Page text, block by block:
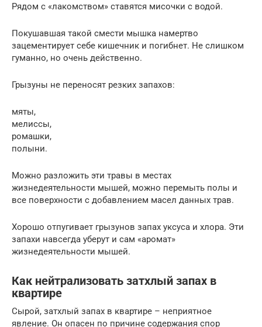
Рядом с «лакомством» ставятся мисочки с водой.
Покушавшая такой смести мышка намертво
зацементирует себе кишечник и погибнет. Не слишком
гуманно, но очень действенно.
Грызуны не переносят резких запахов:
мяты,
мелиссы,
ромашки,
полыни.
Можно разложить эти травы в местах
жизнедеятельности мышей, можно перемыть полы и
все поверхности с добавлением масел данных трав.
Хорошо отпугивает грызунов запах уксуса и хлора. Эти
запахи навсегда уберут и сам «аромат»
жизнедеятельности мышей.
Как нейтрализовать затхлый запах в
квартире
Сырой, затхлый запах в квартире – неприятное
явление. Он опасен по причине содержания спор